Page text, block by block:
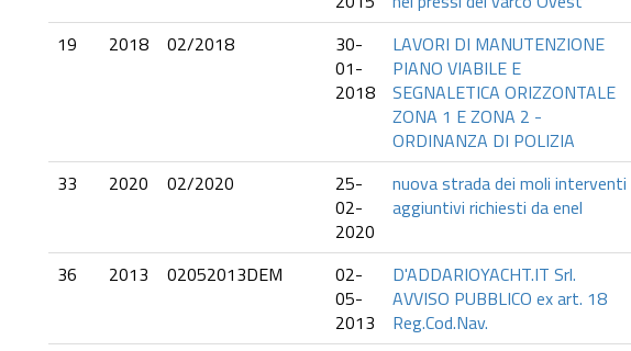
19 2018 02/2018
30-
01-
2018
LAVORI DI MANUTENZIONE
PIANO VIABILE E
SEGNALETICA ORIZZONTALE
ZONA 1 E ZONA 2 -
ORDINANZA DI POLIZIA
33 2020 02/2020
25-
02-
2020
nuova strada dei moli interventi
aggiuntivi richiesti da enel
36 2013 02052013DEM
02-
05-
2013
D'ADDARIOYACHT.IT Srl.
AVVISO PUBBLICO ex art. 18
Reg.Cod.Nav.